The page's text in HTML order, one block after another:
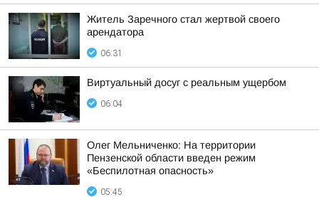
Житель Заречного стал жертвой своего
арендатора
06:31
Виртуальный досуг с реальным ущербом
06:04
Олег Мельниченко: На территории
Пензенской области введен режим
«Беспилотная опасность»
05:45